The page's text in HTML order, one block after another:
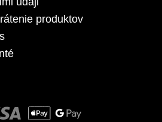
produktov